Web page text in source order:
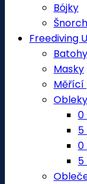
Bójky
Freediving
Masky
Obleky
0
0
5